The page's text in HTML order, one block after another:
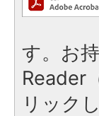
す。お
Reader
リック